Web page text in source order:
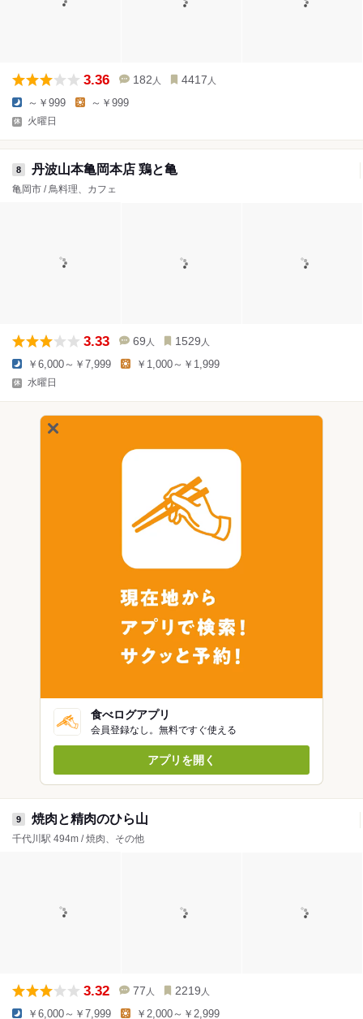
3.36 182 人 4417 人
～￥999 ～￥999
火曜日
8 丹波山本亀岡本店 鶏と亀
亀岡市 / 鳥料理、カフェ
3.33 69 人 1529 人
￥6,000～￥7,999 ￥1,000～￥1,999
水曜日
食べログアプリ
会員登録なし。無料ですぐ使える
アプリを開く
9 焼肉と精肉のひら山
千代川駅 494m / 焼肉、その他
3.32 77 人 2219 人
￥6,000～￥7,999 ￥2,000～￥2,999